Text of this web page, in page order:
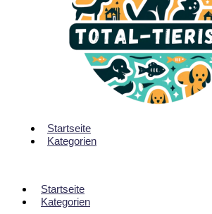
Startseite
Kategorien
Startseite
Kategorien